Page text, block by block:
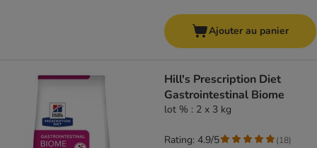
Ajouter au panier
Hill's Prescription Diet
Gastrointestinal Biome
lot % : 2 x 3 kg
Rating: 4.9/5 (18)